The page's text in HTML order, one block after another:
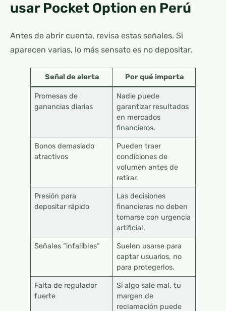
usar Pocket Option en Perú
Antes de abrir cuenta, revisa estas señales. Si
aparecen varias, lo más sensato es no depositar.
Señal de alerta Por qué importa
Promesas de
ganancias diarias
Nadie puede
garantizar resultados
en mercados
financieros.
Bonos demasiado
atractivos
Pueden traer
condiciones de
volumen antes de
retirar.
Presión para
depositar rápido
Las decisiones
financieras no deben
tomarse con urgencia
artificial.
Señales “infalibles”
Suelen usarse para
captar usuarios, no
para protegerlos.
Falta de regulador
fuerte
Si algo sale mal, tu
margen de
reclamación puede